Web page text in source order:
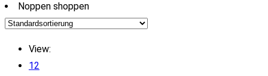
Noppen shoppen
View:
12